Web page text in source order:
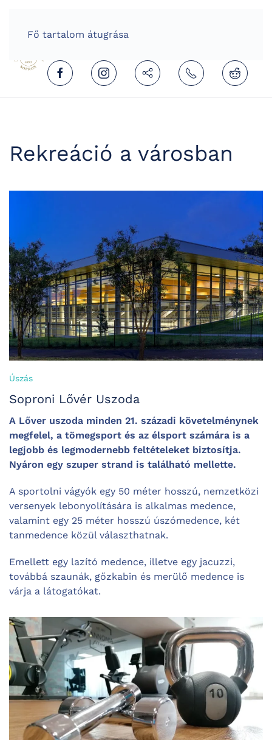
Fő tartalom átugrása
Rekreáció a városban
Úszás
Soproni Lővér Uszoda
A Lőver uszoda minden 21. századi követelménynek
megfelel, a tömegsport és az élsport számára is a
legjobb és legmodernebb feltételeket biztosítja.
Nyáron egy szuper strand is található mellette.
A sportolni vágyók egy 50 méter hosszú, nemzetközi
versenyek lebonyolítására is alkalmas medence,
valamint egy 25 méter hosszú úszómedence, két
tanmedence közül választhatnak.
Emellett egy lazító medence, illetve egy jacuzzi,
továbbá szaunák, gőzkabin és merülő medence is
várja a látogatókat.